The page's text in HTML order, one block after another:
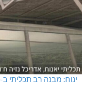
ינוח: מבנה רב תכליתי ב-120 מלש"ח